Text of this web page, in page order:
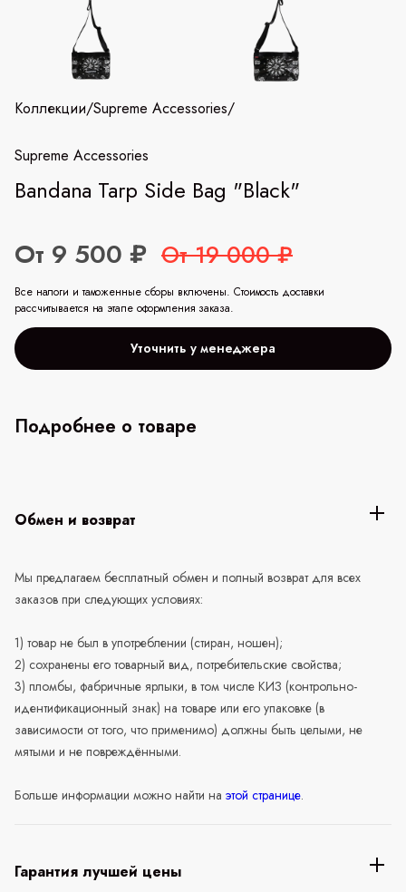
Коллекции/Supreme Accessories/
Supreme Accessories
Bandana Tarp Side Bag "Black"
От 9 500 ₽ От 19 000 ₽
Все налоги и таможенные сборы включены. Стоимость доставки
рассчитывается на этапе оформления заказа.
Уточнить у менеджера
Подробнее о товаре
Обмен и возврат
Мы предлагаем бесплатный обмен и полный возврат для всех
заказов при следующих условиях:
1) товар не был в употреблении (стиран, ношен);
2) сохранены его товарный вид, потребительские свойства;
3) пломбы, фабричные ярлыки, в том числе КИЗ (контрольно-
идентификационный знак) на товаре или его упаковке (в
зависимости от того, что применимо) должны быть целыми, не
мятыми и не повреждёнными.
Больше информации можно найти на этой странице.
Гарантия лучшей цены